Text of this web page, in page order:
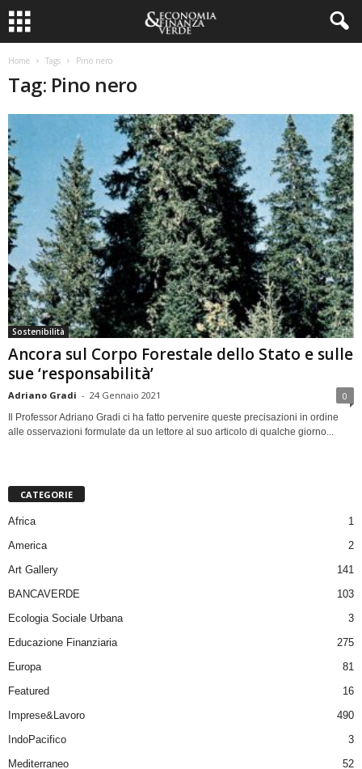
Home Tags Pino nero
Tag: Pino nero
Sostenibilità
Ancora sul Corpo Forestale dello Stato e sulle
sue ‘responsabilità’
Adriano Gradi - 24 Gennaio 2021 0
Il Professor Adriano Gradi ci ha fatto pervenire queste precisazioni in ordine
alle osservazioni formulate da un lettore al suo articolo di qualche giorno...
CATEGORIE
Africa
1
America
2
Art Gallery
141
BANCAVERDE
103
Ecologia Sociale Urbana
3
Educazione Finanziaria
275
Europa
81
Featured
16
Imprese&Lavoro
490
IndoPacifico
3
Mediterraneo
52